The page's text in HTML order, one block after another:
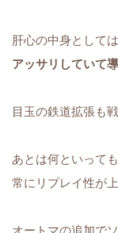
肝心の中身として
アッサリしていて
目玉の鉄道拡張も
あとは何といっても
常にリプレイ性が上
オートマの追加で